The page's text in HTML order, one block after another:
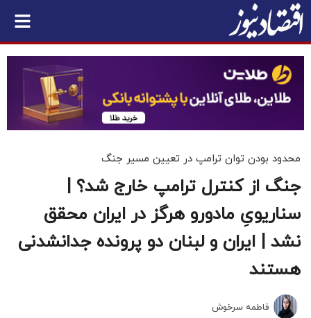
محدود بودن توان ترامپ در تعیین مسیر جنگ
جنگ از کنترل ترامپ خارج شد؟ |
سناریویِ مادورو هرگز در ایران محقق
نشد | ایران و لبنان دو پرونده جدانشدنی
هستند
فاطمه سرخوش